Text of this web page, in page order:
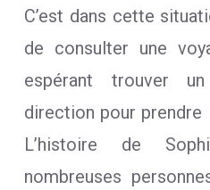
C’est dans cette
de consulter une
espérant trouver
direction pour prendre
L’histoire de
nombreuses